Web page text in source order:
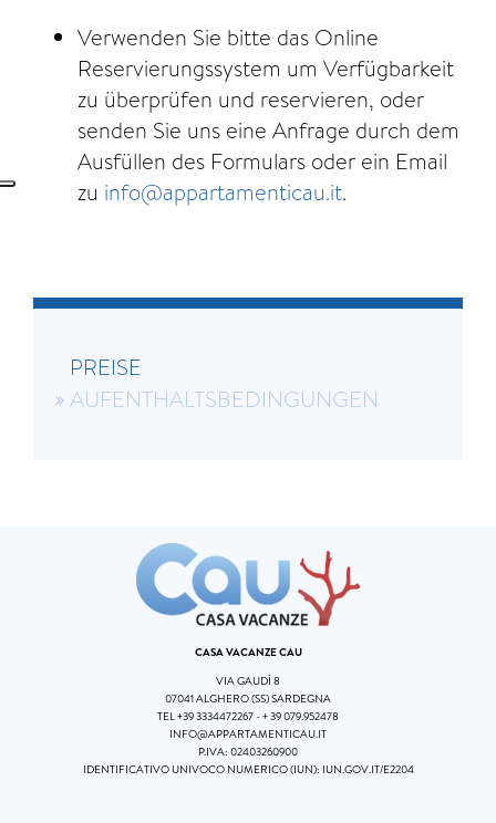
Verwenden Sie bitte das Online
Reservierungssystem um Verfügbarkeit
zu überprüfen und reservieren, oder
senden Sie uns eine Anfrage durch dem
Ausfüllen des Formulars oder ein Email
zu info@appartamenticau.it.
PREISE
AUFENTHALTSBEDINGUNGEN
CASA VACANZE CAU
VIA GAUDÌ 8
07041 ALGHERO (SS) SARDEGNA
TEL+39 3334472267 -+ 39 079.952478
INFO@APPARTAMENTICAU.IT
P.IVA: 02403260900
IDENTIFICATIVO UNIVOCO NUMERICO (IUN): IUN.GOV.IT/E2204